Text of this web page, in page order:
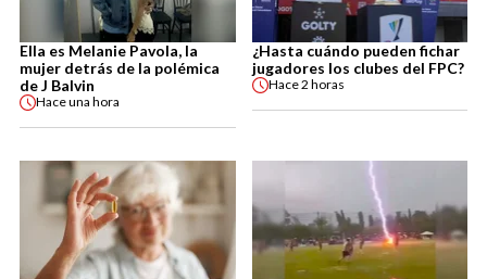
Ella es Melanie Pavola, la
mujer detrás de la polémica
de J Balvin
Haceuna hora
¿Hasta cuándo pueden fichar
jugadores los clubes del FPC?
Hace2 horas